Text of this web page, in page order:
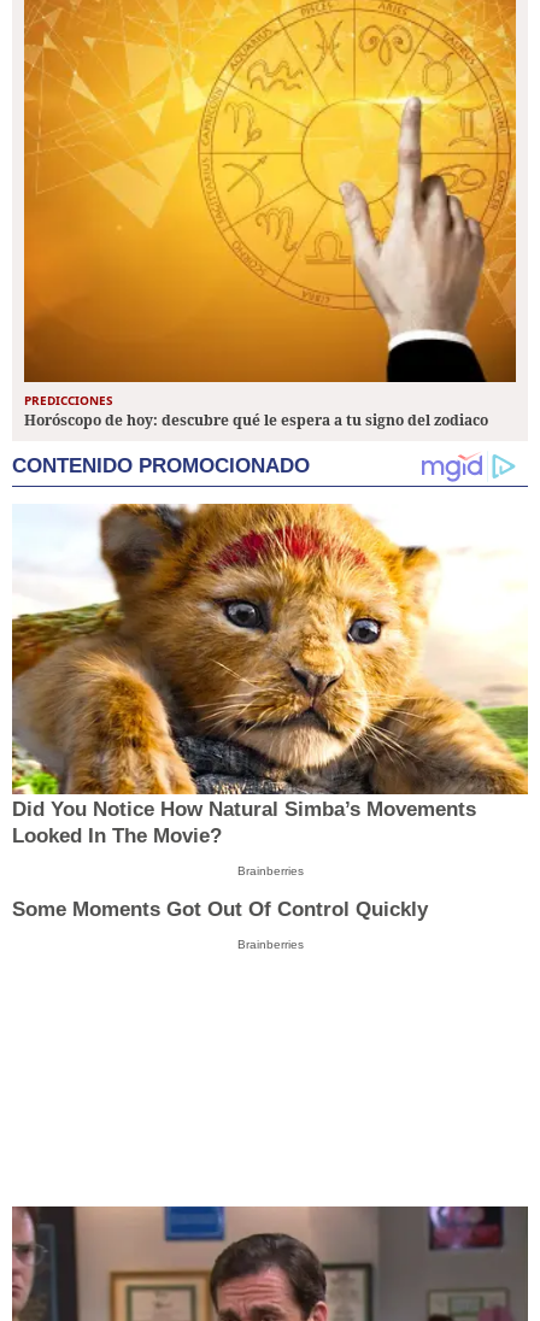
PREDICCIONES
Horóscopo de hoy: descubre qué le espera a tu signo del zodiaco
CONTENIDO PROMOCIONADO
Did You Notice How Natural Simba’s Movements
Looked In The Movie?
Brainberries
Some Moments Got Out Of Control Quickly
Brainberries